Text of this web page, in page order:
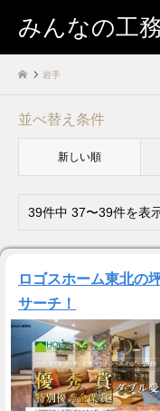
みんなの工
岩手
並べ替え条件
新しい順
39件中 37〜39件を表
ロゴスホーム東北の
サーチ！